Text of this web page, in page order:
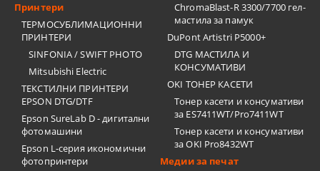
Принтери
ТЕРМОСУБЛИМАЦИОННИ
ПРИНТЕРИ
SINFONIA / SWIFT PHOTO
Mitsubishi Electric
ТЕКСТИЛНИ ПРИНТЕРИ
EPSON DTG/DTF
Epson SureLab D - дигитални
фотомашини
Epson L-серия икономични
фотопринтери
ChromaBlast-R 3300/7700 гел-
мастила за памук
DuPont Artistri P5000+
DTG МАСТИЛА И
КОНСУМАТИВИ
OKI ТОНЕР КАСЕТИ
Тонер касети и консумативи
за ES7411WT/Pro7411WT
Тонер касети и консумативи
за OKI Pro8432WT
Медии за печат